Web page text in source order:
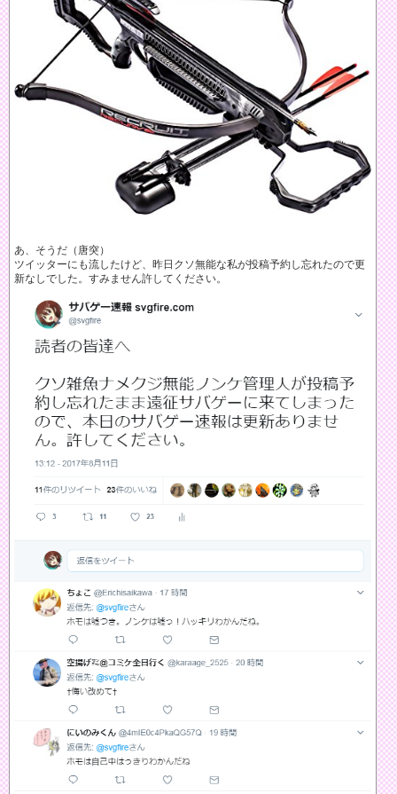
あ、そうだ（唐突）
ツイッターにも流したけど、昨日クソ無能な私が投稿予約し忘れたので更
新なしでした。すみません許してください。